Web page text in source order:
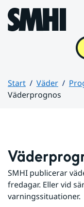
Hoppa till sidans
Start Väder
Väderprognos
SMHI publicerar
fredagar. Eller vid
varningssituationer.